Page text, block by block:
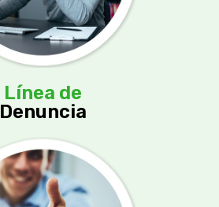
Línea de
Denuncia